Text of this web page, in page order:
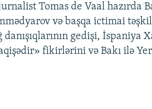
Tomas de Vaal hazırda
və başqa ictimai
gedişi, İspaniya
fikirlərini və Bakı ilə